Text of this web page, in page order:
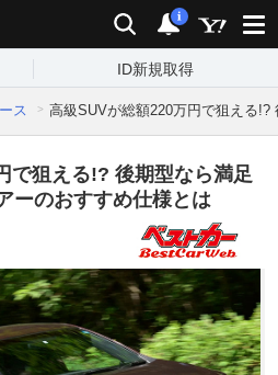
検索 通知
i
ID新規取得
ス 高級SUVが総額220万円で狙える
で狙える!? 後期型なら満足
ーのおすすめ仕様とは